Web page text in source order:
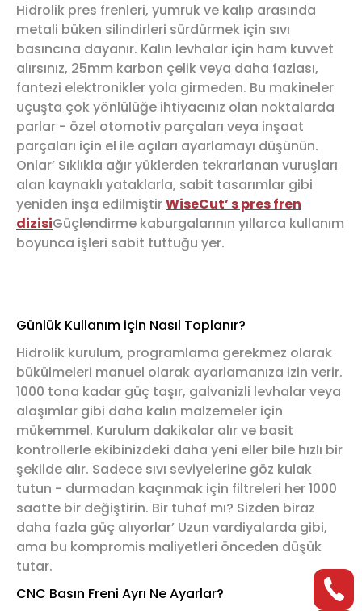
Hidrolik pres frenleri, yumruk ve kalıp arasında
metali büken silindirleri sürdürmek için sıvı
basıncına dayanır. Kalın levhalar için ham kuvvet
alırsınız, 25mm karbon çelik veya daha fazlası,
fantezi elektronikler yola girmeden. Bu makineler
uçuşta çok yönlülüğe ihtiyacınız olan noktalarda
parlar - özel otomotiv parçaları veya inşaat
parçaları için el ile açıları ayarlamayı düşünün.
Onlar’ Sıklıkla ağır yüklerden tekrarlanan vuruşları
alan kaynaklı yataklarla, sabit tasarımlar gibi
yeniden inşa edilmiştirWiseCut’ s pres fren
dizisiGüçlendirme kaburgalarının yıllarca kullanım
boyunca işleri sabit tuttuğu yer.
Günlük Kullanım için Nasıl Toplanır?
Hidrolik kurulum, programlama gerekmez olarak
bükülmeleri manuel olarak ayarlamanıza izin verir.
1000 tona kadar güç taşır, galvanizli levhalar veya
alaşımlar gibi daha kalın malzemeler için
mükemmel. Kurulum dakikalar alır ve basit
kontrollerle ekibinizdeki daha yeni eller bile hızlı bir
şekilde alır. Sadece sıvı seviyelerine göz kulak
tutun - durmadan kaçınmak için filtreleri her 1000
saatte bir değiştirin. Bir tuhaf mı? Sizden biraz
daha fazla güç alıyorlar’ Uzun vardiyalarda gibi,
ama bu kompromis maliyetleri önceden düşük
tutar.
CNC Basın Freni Ayrı Ne Ayarlar?